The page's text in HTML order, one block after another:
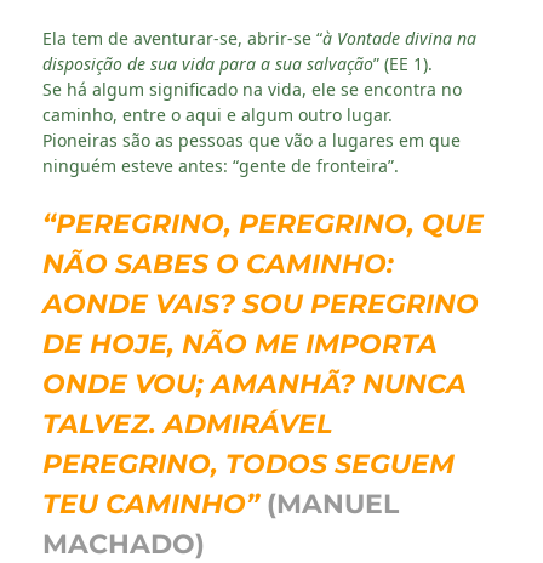
Ela tem de aventurar-se, abrir-se “à Vontade divina na
disposição de sua vida para a sua salvação” (EE 1).
Se há algum significado na vida, ele se encontra no
caminho, entre o aqui e algum outro lugar.
Pioneiras são as pessoas que vão a lugares em que
ninguém esteve antes: “gente de fronteira”.
“PEREGRINO, PEREGRINO, QUE
NÃO SABES O CAMINHO:
AONDE VAIS? SOU PEREGRINO
DE HOJE, NÃO ME IMPORTA
ONDE VOU; AMANHÃ? NUNCA
TALVEZ. ADMIRÁVEL
PEREGRINO, TODOS SEGUEM
TEU CAMINHO” (MANUEL
MACHADO)